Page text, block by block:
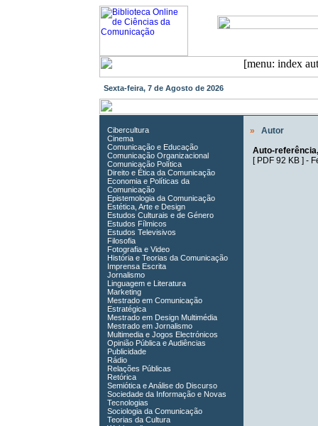
Sexta-feira, 7 de Agosto de 2026
Cibercultura
Cinema
Comunicação e Educação
Comunicação Organizacional
Comunicação Política
Direito e Ética da Comunicação
Economia e Políticas da
Comunicação
Epistemologia da Comunicação
Estética, Arte e Design
Estudos Culturais e de Género
Estudos Fílmicos
Estudos Televisivos
Filosofia
Fotografia e Video
História e Teorias da Comunicação
Imprensa Escrita
Jornalismo
Linguagem e Literatura
Marketing
Mestrado em Comunicação
Estratégica
Mestrado em Design Multimédia
Mestrado em Jornalismo
Multimedia e Jogos Electrónicos
Opinião Pública e Audiências
Publicidade
Rádio
Relações Públicas
Retórica
Semiótica e Análise do Discurso
Sociedade da Informação e Novas
Tecnologias
Sociologia da Comunicação
Teorias da Cultura
»
Autor
Auto-
[ PDF 92 KB] -